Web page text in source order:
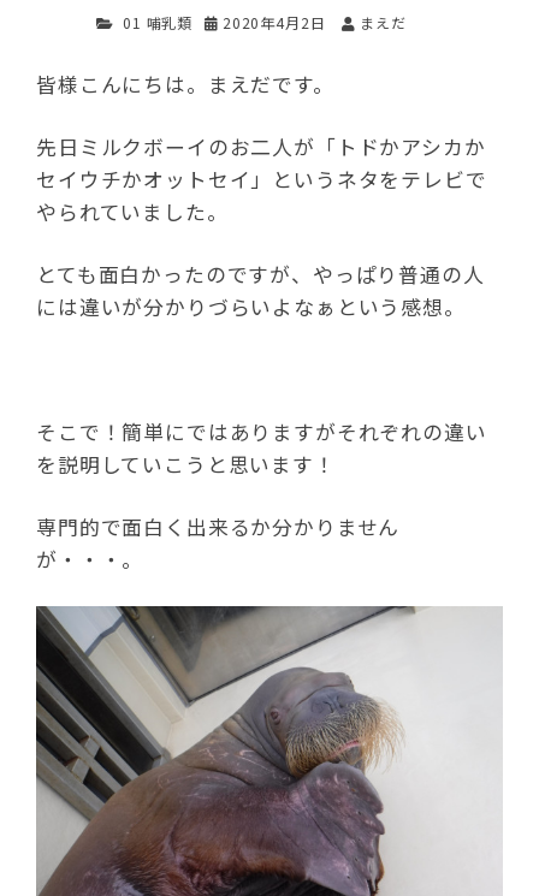
01 哺乳類 2020年4月2日 まえだ
皆様こんにちは。まえだです。
先日ミルクボーイのお二人が「トドかアシカか
セイウチかオットセイ」というネタをテレビで
やられていました。
とても面白かったのですが、やっぱり普通の人
には違いが分かりづらいよなぁという感想。
そこで！簡単にではありますがそれぞれの違い
を説明していこうと思います！
専門的で面白く出来るか分かりません
が・・・。